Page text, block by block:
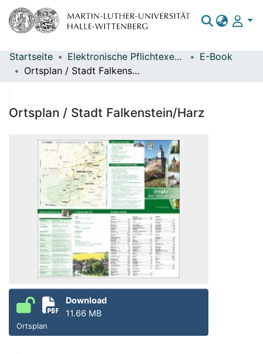
Bereiche & Sammlungen
Statistiken
Startseite Elektronische Pflichtexemplare
E-Book
Ortsplan / Stadt Falkenstein/Harz
Ortsplan / Stadt Falkenstein/Harz
Download
11.66 MB
Ortsplan